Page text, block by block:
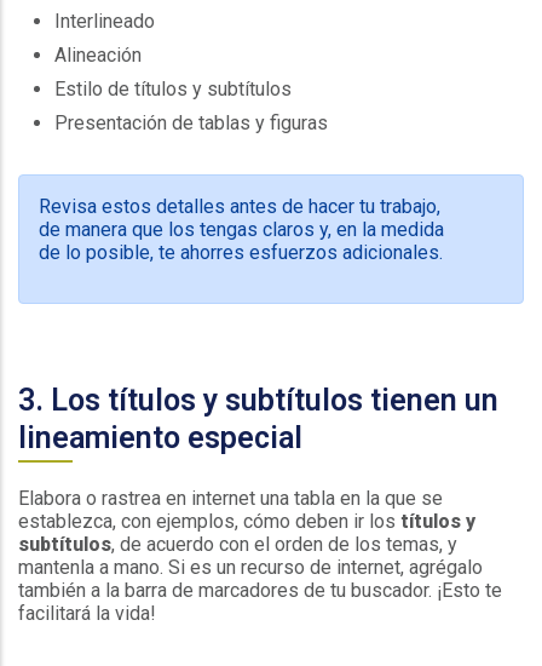
Interlineado
Alineación
Estilo de títulos y subtítulos
Presentación de tablas y figuras
Revisa estos detalles antes de hacer tu trabajo,
de manera que los tengas claros y, en la medida
de lo posible, te ahorres esfuerzos adicionales.
3. Los títulos y subtítulos tienen un
lineamiento especial
Elabora o rastrea en internet una tabla en la que se
establezca, con ejemplos, cómo deben ir los títulos y
subtítulos, de acuerdo con el orden de los temas, y
mantenla a mano. Si es un recurso de internet, agrégalo
también a la barra de marcadores de tu buscador. ¡Esto te
facilitará la vida!